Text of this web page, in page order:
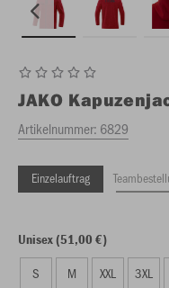
JAKO
Artikelnummer: 6829
Einzelauftrag
Unisex (51,00 €)
S M XXL 3XL